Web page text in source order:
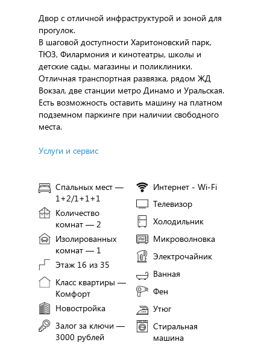
Двор с отличной инфраструктурой и зоной для
прогулок.
В шаговой доступности Харитоновский парк,
ТЮЗ, Филармония и кинотеатры, школы и
детские сады, магазины и поликлиники.
Отличная транспортная развязка, рядом ЖД
Вокзал, две станции метро Динамо и Уральская.
Есть возможность оставить машину на платном
подземном паркинге при наличии свободного
места.
Услуги и сервис
Спальных мест —
1+2/1+1+1
Количество
комнат — 2
Изолированных
комнат — 1
Этаж 16 из 35
Класс квартиры —
Комфорт
Новостройка
Залог за ключи —
3000 рублей
Интернет - Wi-Fi
Телевизор
Холодильник
Микроволновка
Электрочайник
Ванная
Фен
Утюг
Стиральная
машина